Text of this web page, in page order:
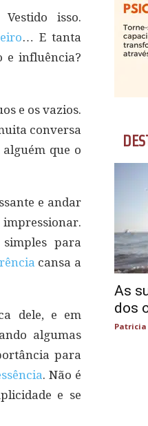
isso.
… E tanta
e influência?
e os vazios.
conversa
que o
e andar
para
cansa a
dele, e em
algumas
para
. Não é
e se
As
dos
Patricia